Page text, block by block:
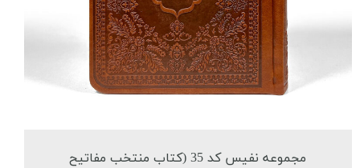
مجموعه نفیس کد 35 (کتاب منتخب مفاتیح